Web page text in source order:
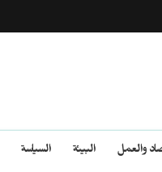
والعمل البيئة السياسة